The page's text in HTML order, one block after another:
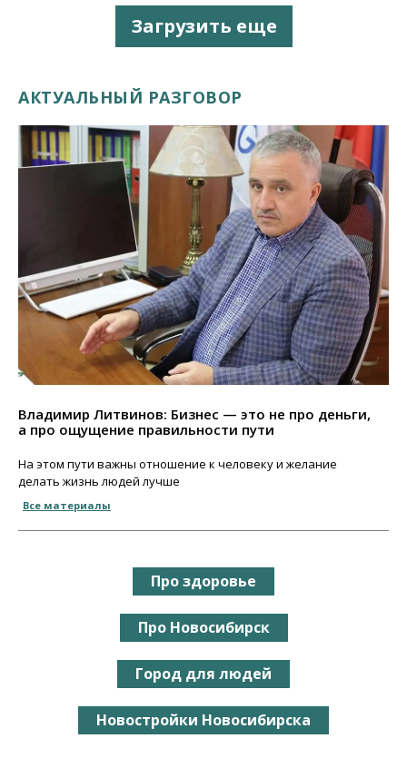
Загрузить еще
АКТУАЛЬНЫЙ РАЗГОВОР
Владимир Литвинов: Бизнес — это не про деньги,
а про ощущение правильности пути
На этом пути важны отношение к человеку и желание
делать жизнь людей лучше
Все материалы
Про здоровье
Про Новосибирск
Город для людей
Новостройки Новосибирска